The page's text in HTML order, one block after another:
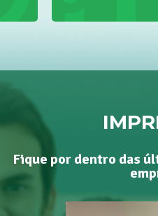
Fique por dentro das